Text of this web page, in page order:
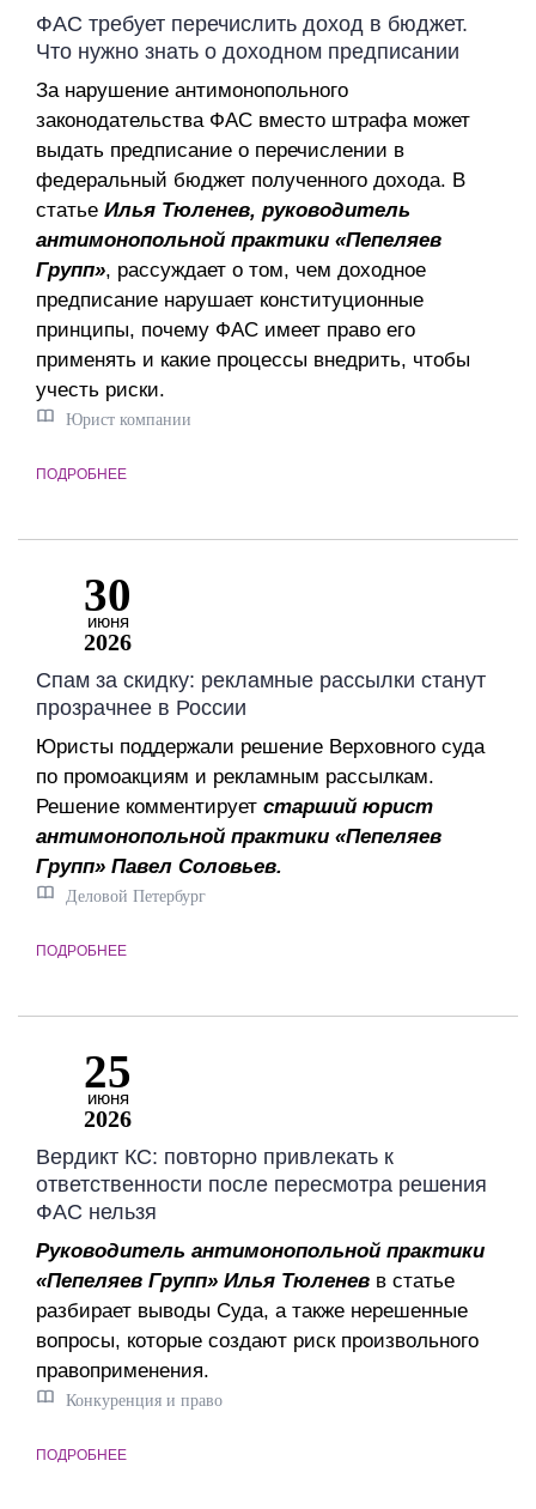
ФАС требует перечислить доход в бюджет.
Что нужно знать о доходном предписании
За нарушение антимонопольного
законодательства ФАС вместо штрафа может
выдать предписание о перечислении в
федеральный бюджет полученного дохода. В
статье Илья Тюленев, руководитель
антимонопольной практики «Пепеляев
Групп», рассуждает о том, чем доходное
предписание нарушает конституционные
принципы, почему ФАС имеет право его
применять и какие процессы внедрить, чтобы
учесть риски.
Юрист компании
ПОДРОБНЕЕ
30
июня
2026
Спам за скидку: рекламные рассылки станут
прозрачнее в России
Юристы поддержали решение Верховного суда
по промоакциям и рекламным рассылкам.
Решение комментирует старший юрист
антимонопольной практики «Пепеляев
Групп» Павел Соловьев.
Деловой Петербург
ПОДРОБНЕЕ
25
июня
2026
Вердикт КС: повторно привлекать к
ответственности после пересмотра решения
ФАС нельзя
Руководитель антимонопольной практики
«Пепеляев Групп» Илья Тюленев в статье
разбирает выводы Суда, а также нерешенные
вопросы, которые создают риск произвольного
правоприменения.
Конкуренция и право
ПОДРОБНЕЕ